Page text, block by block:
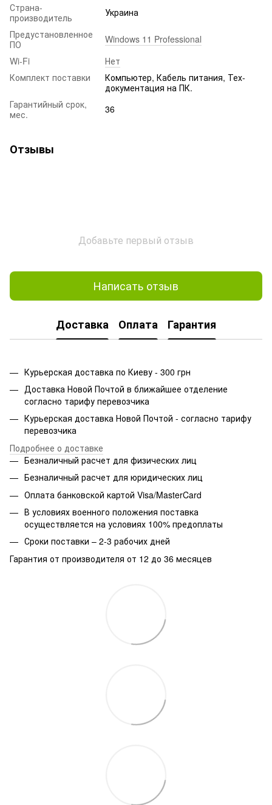
Страна-
производитель
Украина
Предустановленное
ПО
Windows 11 Professional
Wi-Fi
Нет
Комплект поставки
Компьютер, Кабель питания, Тех-
документация на ПК.
Гарантийный срок,
мес.
36
Отзывы
Добавьте первый отзыв
Написать отзыв
Доставка Оплата Гарантия
Курьерская доставка по Киеву - 300 грн
Доставка Новой Почтой в ближайшее отделение
согласно тарифу перевозчика
Курьерская доставка Новой Почтой - согласно тарифу
перевозчика
Подробнее о доставке
Безналичный расчет для физических лиц
Безналичный расчет для юридических лиц
Оплата банковской картой Visa/MasterCard
В условиях военного положения поставка
осуществляется на условиях 100% предоплаты
Сроки поставки – 2-3 рабочих дней
Гарантия от производителя от 12 до 36 месяцев